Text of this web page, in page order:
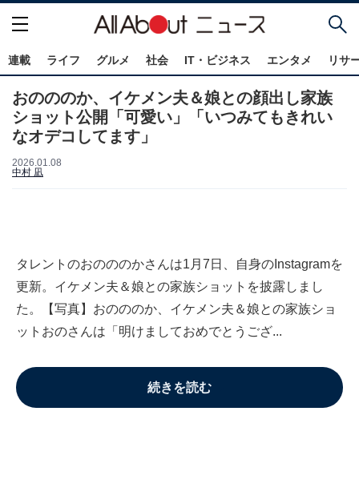
連載 ライフ グルメ 社会 IT・ビジネス エンタメ リサ
おのののか、イケメン夫＆娘との顔出し家族
ショット公開「可愛い」「いつみてもきれい
なオデコしてます」
2026.01.08
中村 凪
タレントのおのののかさんは1月7日、自身のInstagramを
更新。イケメン夫＆娘との家族ショットを披露しまし
た。【写真】おのののか、イケメン夫＆娘との家族ショ
ットおのさんは「明けましておめでとうござ...
続きを読む